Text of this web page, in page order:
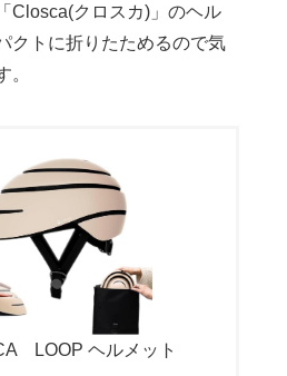
Closca(クロスカ)」のヘル
クトに折りたためるので気
。
LOOP ヘルメット